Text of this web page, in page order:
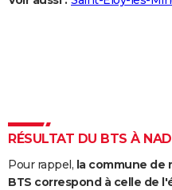
Carte de Noël
Carte Bonne année
Carte Saint-Valentin
Carte Pâques
Carte d'anniversaire
Dictionnaire
Biographies
Citations
Expressions
Proverbes
PROGRAMME TV
RÉSULTAT DU BTS À
Pour rappel, la commune de
BTS correspond à celle de